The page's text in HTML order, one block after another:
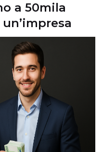
a 50mila